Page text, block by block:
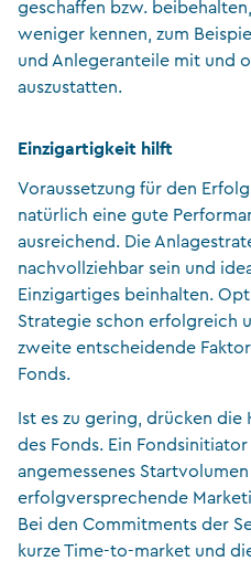
geschaffen bzw.
weniger kennen, zum
und Anlegeranteile mit und
auszustatten.
Einzigartigkeit hilft
Voraussetzung für den
natürlich eine gute
ausreichend. Die
nachvollziehbar sein und
Einzigartiges beinhalten.
Strategie schon erfolgreich
zweite entscheidende
Fonds.
Ist es zu gering, drücken die
des Fonds. Ein
angemessenes
erfolgversprechende
Bei den Commitments der
kurze Time-to-market und